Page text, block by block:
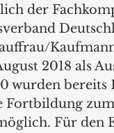
der
2018 als
wurden bereits
Fortbildung
Für den